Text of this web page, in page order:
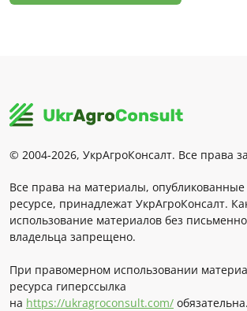
© 2004-2026, УкрАгроКонсалт. Все права
Все права на материалы,
ресурсе, принадлежат УкрАгроКонсалт.
использование материалов без
владельца запрещено.
При правомерном использовании
ресурса гиперссылка
на https://ukragroconsult.com/ обязательна.